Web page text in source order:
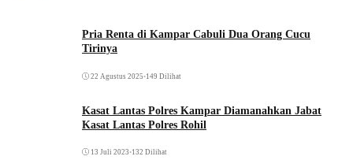
Pria Renta di Kampar Cabuli Dua Orang Cucu
Tirinya
22 Agustus 2025 •149 Dilihat
Kasat Lantas Polres Kampar Diamanahkan Jabat
Kasat Lantas Polres Rohil
13 Juli 2023 •132 Dilihat